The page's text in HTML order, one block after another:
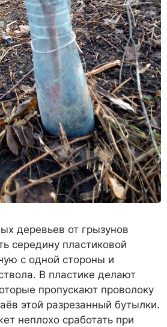
деревьев от грызунов
середину пластиковой
с одной стороны и
В пластике делают
пропускают проволоку
этой разрезанный бутылки.
неплохо сработать при